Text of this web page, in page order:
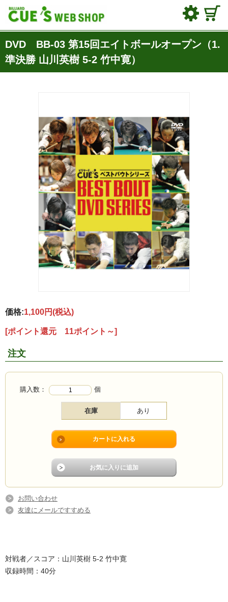
DVD BB-03 第15回エイトボールオープン（1.
準決勝 山川英樹 5-2 竹中寛）
価格:1,100円(税込)
[ポイント還元 11ポイント～]
注文
購入数： 個
在庫 あり
お問い合わせ
友達にメールですすめる
対戦者／スコア：山川英樹 5-2 竹中寛
収録時間：40分